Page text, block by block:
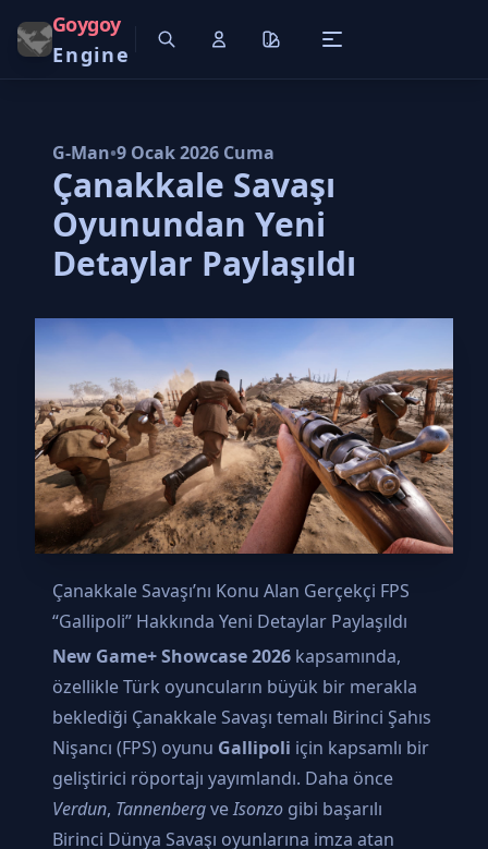
Goygoy
Engine
G-Man•9 Ocak 2026 Cuma
Çanakkale Savaşı
Oyunundan Yeni
Detaylar Paylaşıldı
Çanakkale Savaşı’nı Konu Alan Gerçekçi FPS
“Gallipoli” Hakkında Yeni Detaylar Paylaşıldı
New Game+ Showcase 2026 kapsamında,
özellikle Türk oyuncuların büyük bir merakla
beklediği Çanakkale Savaşı temalı Birinci Şahıs
Nişancı (FPS) oyunu Gallipoli için kapsamlı bir
geliştirici röportajı yayımlandı. Daha önce
Verdun, TannenbergveIsonzo gibi başarılı
Birinci Dünya Savaşı oyunlarına imza atan